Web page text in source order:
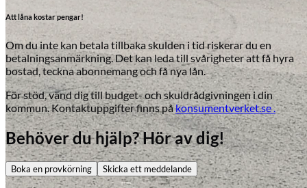
Att låna kostar pengar!
Om du inte kan betala tillbaka skulden i tid riskerar du en
betalningsanmärkning. Det kan leda till svårigheter att få hyra
bostad, teckna abonnemang och få nya lån.
För stöd, vänd dig till budget- och skuldrådgivningen i din
kommun. Kontaktuppgifter finns påkonsumentverket.se .
Behöver du hjälp? Hör av dig!
Boka en provkörning Skicka ett meddelande